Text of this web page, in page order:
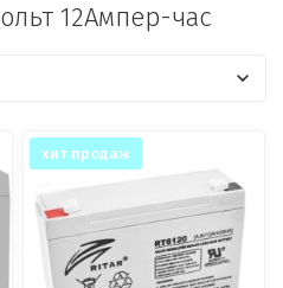
12Ампер-час
хит продаж